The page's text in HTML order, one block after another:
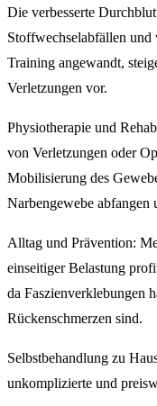
Die verbesserte
Stoffwechselabfällen und
Training angewandt,
Verletzungen vor.
Physiotherapie und
von Verletzungen oder
Mobilisierung des
Narbengewebe abfangen
Alltag und Prävention:
einseitiger Belastung
da Faszienverklebungen
Rückenschmerzen sind.
Selbstbehandlung zu
unkomplizierte und